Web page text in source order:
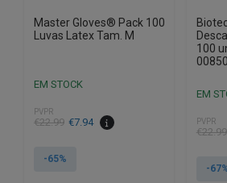
Master Gloves® Pack 100
Luvas Latex Tam. M
EM STOCK
PVPR
€22.99
O
original
€7.94
O
atual
-65%
100
00850
EM
PVPR
€22.99
O
original
O
atual
-